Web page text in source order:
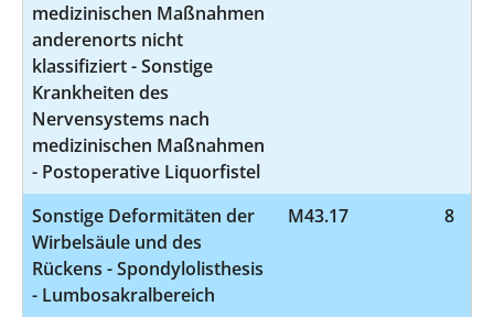
medizinischen Maßnahmen
anderenorts nicht
klassifiziert - Sonstige
Krankheiten des
Nervensystems nach
medizinischen Maßnahmen
- Postoperative Liquorfistel
Sonstige Deformitäten der
Wirbelsäule und des
Rückens - Spondylolisthesis
- Lumbosakralbereich
M43.17 8